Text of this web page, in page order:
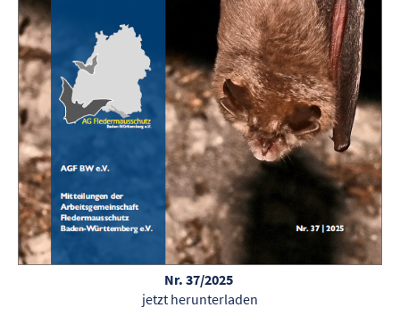
Nr. 37/2025
jetzt herunterladen